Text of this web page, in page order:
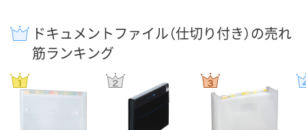
ドキュメントファイル（仕切り付き）の売れ
筋ランキング